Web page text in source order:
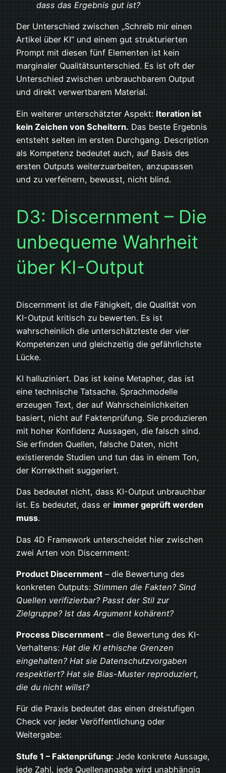
dass das Ergebnis gut ist?
Der Unterschied zwischen „Schreib mir einen
Artikel über KI“ und einem gut strukturierten
Prompt mit diesen fünf Elementen ist kein
marginaler Qualitätsunterschied. Es ist oft der
Unterschied zwischen unbrauchbarem Output
und direkt verwertbarem Material.
Ein weiterer unterschätzter Aspekt: Iteration ist
kein Zeichen von Scheitern. Das beste Ergebnis
entsteht selten im ersten Durchgang. Description
als Kompetenz bedeutet auch, auf Basis des
ersten Outputs weiterzuarbeiten, anzupassen
und zu verfeinern, bewusst, nicht blind.
D3: Discernment – Die
unbequeme Wahrheit
über KI-Output
Discernment ist die Fähigkeit, die Qualität von
KI-Output kritisch zu bewerten. Es ist
wahrscheinlich die unterschätzteste der vier
Kompetenzen und gleichzeitig die gefährlichste
Lücke.
KI halluziniert. Das ist keine Metapher, das ist
eine technische Tatsache. Sprachmodelle
erzeugen Text, der auf Wahrscheinlichkeiten
basiert, nicht auf Faktenprüfung. Sie produzieren
mit hoher Konfidenz Aussagen, die falsch sind.
Sie erfinden Quellen, falsche Daten, nicht
existierende Studien und tun das in einem Ton,
der Korrektheit suggeriert.
Das bedeutet nicht, dass KI-Output unbrauchbar
ist. Es bedeutet, dass er immer geprüft werden
muss.
Das 4D Framework unterscheidet hier zwischen
zwei Arten von Discernment:
Product Discernment – die Bewertung des
konkreten Outputs: Stimmen die Fakten? Sind
Quellen verifizierbar? Passt der Stil zur
Zielgruppe? Ist das Argument kohärent?
Process Discernment – die Bewertung des KI-
Verhaltens: Hat die KI ethische Grenzen
eingehalten? Hat sie Datenschutzvorgaben
respektiert? Hat sie Bias-Muster reproduziert,
die du nicht willst?
Für die Praxis bedeutet das einen dreistufigen
Check vor jeder Veröffentlichung oder
Weitergabe:
Stufe 1 – Faktenprüfung: Jede konkrete Aussage,
jede Zahl, jede Quellenangabe wird unabhängig